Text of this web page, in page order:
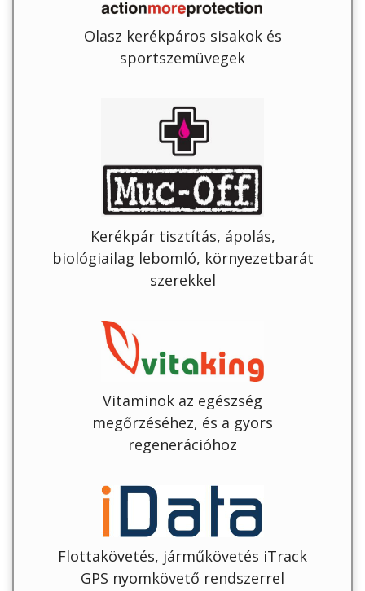
Olasz kerékpáros sisakok és
sportszemüvegek
Kerékpár tisztítás, ápolás,
biológiailag lebomló, környezetbarát
szerekkel
Vitaminok az egészség
megőrzéséhez, és a gyors
regenerációhoz
Flottakövetés, járműkövetés iTrack
GPS nyomkövető rendszerrel